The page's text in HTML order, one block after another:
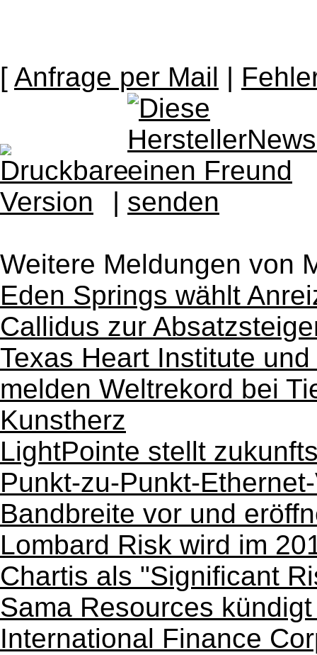
[ Anfrage per Mail |
|
Weitere Meldungen von
Eden Springs wählt
Callidus zur
Texas Heart Institute
melden Weltrekord bei
Kunstherz
LightPointe stellt
Punkt-zu-Punkt-
Bandbreite vor und
Lombard Risk wird im
Chartis als "Significant
Sama Resources
International Finance